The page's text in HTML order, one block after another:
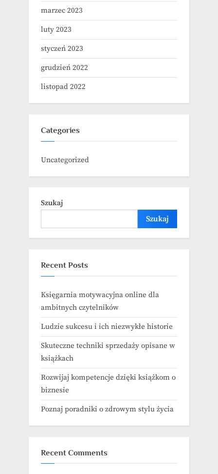
marzec 2023
luty 2023
styczeń 2023
grudzień 2022
listopad 2022
Categories
Uncategorized
Szukaj
Szukaj
Recent Posts
Księgarnia motywacyjna online dla
ambitnych czytelników
Ludzie sukcesu i ich niezwykłe historie
Skuteczne techniki sprzedaży opisane w
książkach
Rozwijaj kompetencje dzięki książkom o
biznesie
Poznaj poradniki o zdrowym stylu życia
Recent Comments